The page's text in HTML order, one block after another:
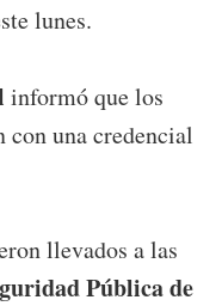
lunes.
informó que los
con una credencial
llevados a las
Pública de